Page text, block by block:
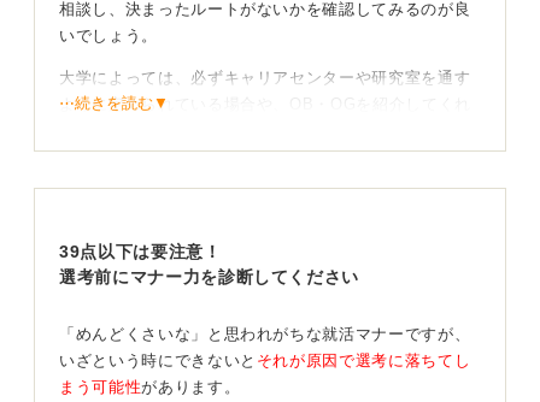
相談し、決まったルートがないかを確認してみるのが良
いでしょう。
大学によっては、必ずキャリアセンターや研究室を通す
ように定められている場合や、OB・OGを紹介してくれ
ルートを探すのがセオリーです。
そういったものがなければ、自分から直接応募先の企業
の方法です。
その際は「〇〇大学の〇〇ですが、〇〇職についてお話
を伺いたく、OBの方をご紹介いただけないでしょうか」
⋯続きを読む▼
39点以下は要注意！
選考前にマナー力を診断してください
「めんどくさいな」と思われがちな就活マナーですが、
いざという時にできないと それが原因で選考に落ちてし
まう可能性があります。